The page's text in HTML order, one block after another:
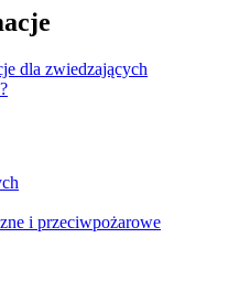
dla zwiedzających
i przeciwpożarowe